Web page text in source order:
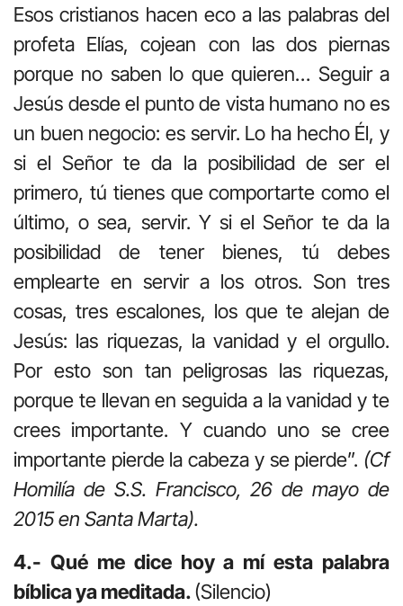
Esos cristianos hacen eco a las palabras del
profeta Elías, cojean con las dos piernas
porque no saben lo que quieren… Seguir a
Jesús desde el punto de vista humano no es
un buen negocio: es servir. Lo ha hecho Él, y
si el Señor te da la posibilidad de ser el
primero, tú tienes que comportarte como el
último, o sea, servir. Y si el Señor te da la
posibilidad de tener bienes, tú debes
emplearte en servir a los otros. Son tres
cosas, tres escalones, los que te alejan de
Jesús: las riquezas, la vanidad y el orgullo.
Por esto son tan peligrosas las riquezas,
porque te llevan en seguida a la vanidad y te
crees importante. Y cuando uno se cree
importante pierde la cabeza y se pierde”. (Cf
Homilía de S.S. Francisco, 26 de mayo de
2015 en Santa Marta).
4.- Qué me dice hoy a mí esta palabra
bíblica ya meditada.(Silencio)